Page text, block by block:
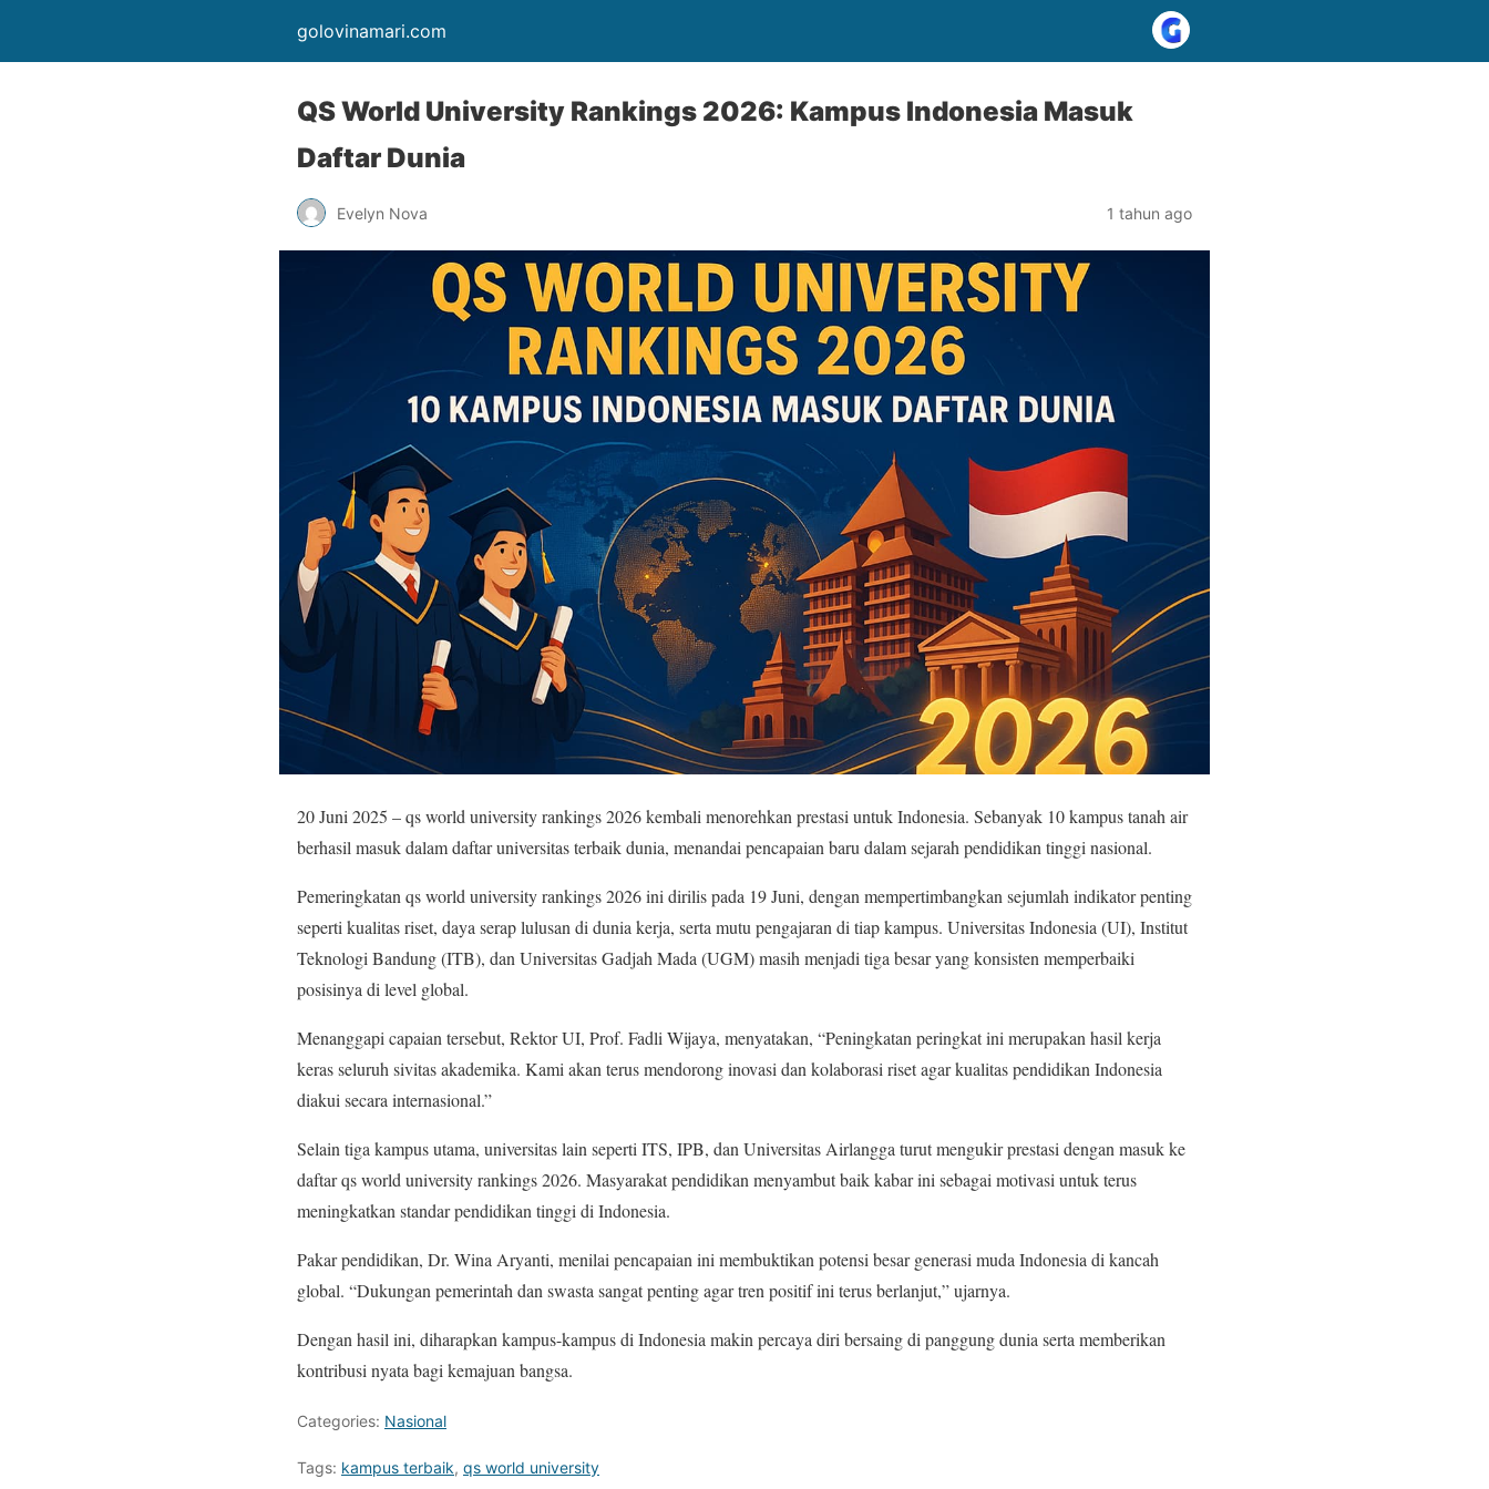
golovinamari.com
QS World University Rankings 2026: Kampus Indonesia Masuk
Daftar Dunia
Evelyn Nova 1 tahun ago
20 Juni 2025 – qs world university rankings 2026 kembali menorehkan prestasi untuk Indonesia. Sebanyak 10 kampus tanah air
berhasil masuk dalam daftar universitas terbaik dunia, menandai pencapaian baru dalam sejarah pendidikan tinggi nasional.
Pemeringkatan qs world university rankings 2026 ini dirilis pada 19 Juni, dengan mempertimbangkan sejumlah indikator penting
seperti kualitas riset, daya serap lulusan di dunia kerja, serta mutu pengajaran di tiap kampus. Universitas Indonesia (UI), Institut
Teknologi Bandung (ITB), dan Universitas Gadjah Mada (UGM) masih menjadi tiga besar yang konsisten memperbaiki
posisinya di level global.
Menanggapi capaian tersebut, Rektor UI, Prof. Fadli Wijaya, menyatakan, “Peningkatan peringkat ini merupakan hasil kerja
keras seluruh sivitas akademika. Kami akan terus mendorong inovasi dan kolaborasi riset agar kualitas pendidikan Indonesia
diakui secara internasional.”
Selain tiga kampus utama, universitas lain seperti ITS, IPB, dan Universitas Airlangga turut mengukir prestasi dengan masuk ke
daftar qs world university rankings 2026. Masyarakat pendidikan menyambut baik kabar ini sebagai motivasi untuk terus
meningkatkan standar pendidikan tinggi di Indonesia.
Pakar pendidikan, Dr. Wina Aryanti, menilai pencapaian ini membuktikan potensi besar generasi muda Indonesia di kancah
global. “Dukungan pemerintah dan swasta sangat penting agar tren positif ini terus berlanjut,” ujarnya.
Dengan hasil ini, diharapkan kampus-kampus di Indonesia makin percaya diri bersaing di panggung dunia serta memberikan
kontribusi nyata bagi kemajuan bangsa.
Categories: Nasional
Tags: kampus terbaik, qs world university